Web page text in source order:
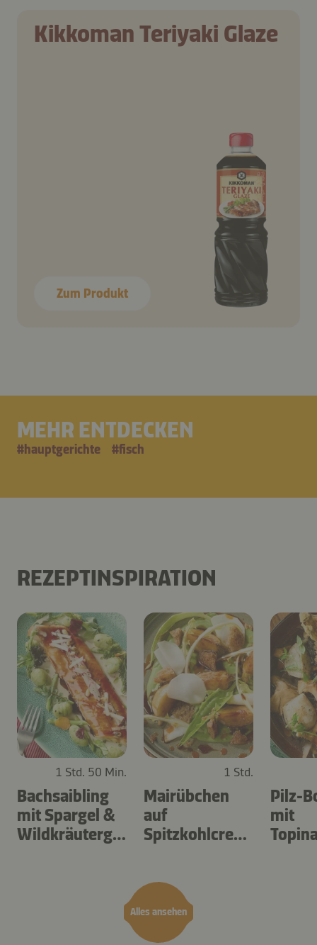
Kikkoman Teriyaki Glaze
Zum Produkt
MEHR ENTDECKEN
#hauptgerichte #fisch
REZEPTINSPIRATION
Alles ansehen
1 Std. 50 Min.
Bachsaibling
mit Spargel &
Wildkräutergn
1 Std.
Mairübchen
auf
Spitzkohlcrem
Pilz-
mit